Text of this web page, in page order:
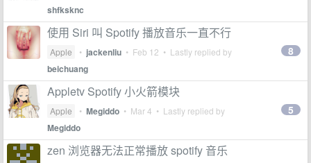
shfksknc
使用 Siri 叫 Spotify 播放音乐一直不行
Apple • jackenliu • Feb 12 • Lastly replied by
beichuang
8
Appletv Spotify 小火箭模块
Apple • Megiddo • Mar 4 • Lastly replied by
Megiddo
5
zen 浏览器无法正常播放 spotify 音乐